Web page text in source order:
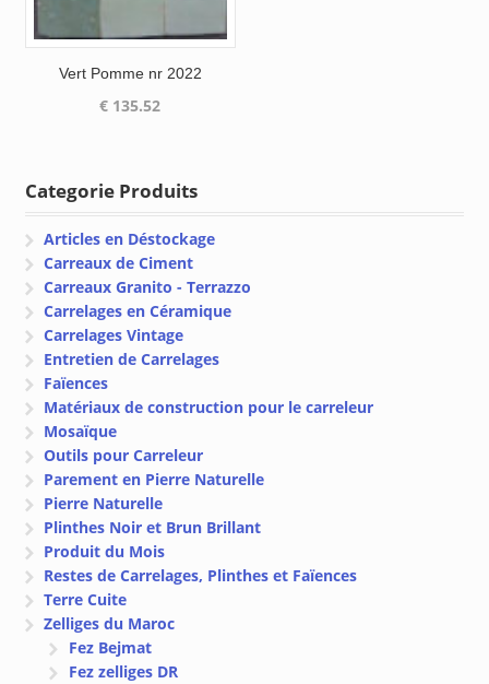
Vert Pomme nr 2022
€ 135.52
Categorie Produits
Articles en Déstockage
Carreaux de Ciment
Carreaux Granito - Terrazzo
Carrelages en Céramique
Carrelages Vintage
Entretien de Carrelages
Faïences
Matériaux de construction pour le carreleur
Mosaïque
Outils pour Carreleur
Parement en Pierre Naturelle
Pierre Naturelle
Plinthes Noir et Brun Brillant
Produit du Mois
Restes de Carrelages, Plinthes et Faïences
Terre Cuite
Zelliges du Maroc
Fez Bejmat
Fez zelliges DR